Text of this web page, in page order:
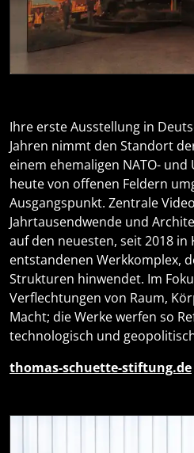
Ihre erste Ausstellung in
Jahren nimmt den Standort
einem ehemaligen NATO-
heute von offenen Feldern
Ausgangspunkt. Zentrale
Jahrtausendwende und
auf den neuesten, seit 2018 in
entstandenen Werkkomplex,
Strukturen hinwendet. Im
Verflechtungen von Raum,
Macht; die Werke werfen so
technologisch und
thomas-schuette-stiftung.de